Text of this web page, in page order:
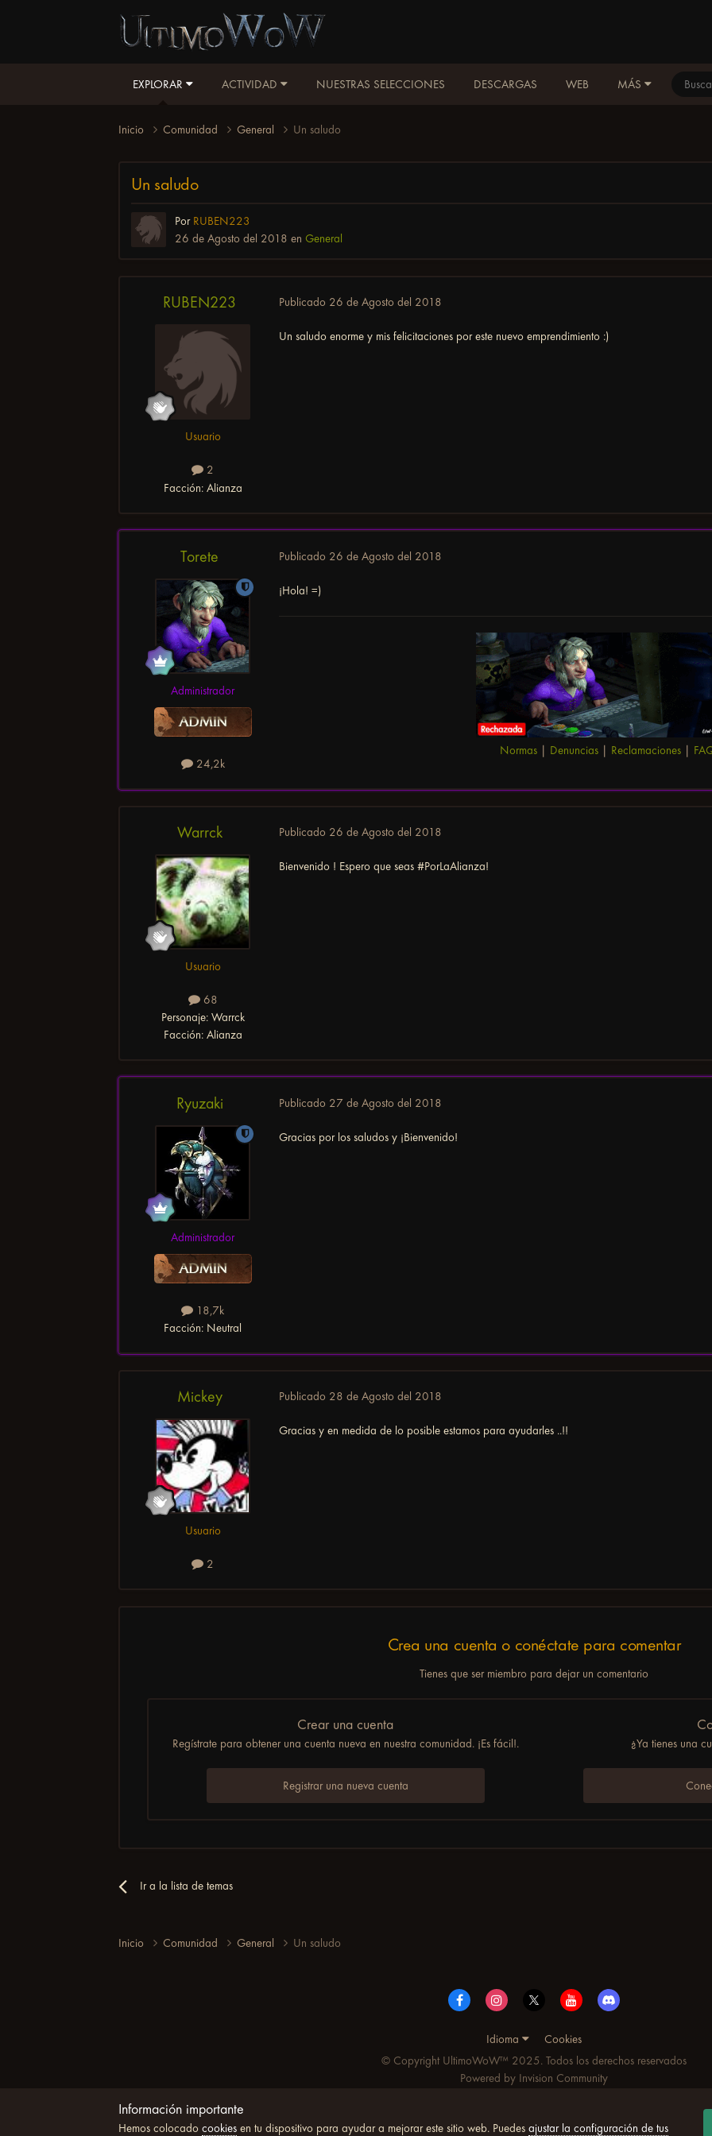
EXPLORAR ACTIVIDAD NUESTRAS SELECCIONES DESCARGAS WEB MÁS
Inicio Comunidad General Un saludo
Un saludo
Por RUBEN223
26 de Agosto del 2018 en General
RUBEN223
Usuario
2
Facción:Alianza
Publicado 26 de Agosto del 2018
Un saludo enorme y mis felicitaciones por este nuevo emprendimiento :)
Torete
Administrador
24,2k
Publicado 26 de Agosto del 2018
¡Hola! =)
Normas| Denuncias| Reclamaciones|
Warrck
Usuario
68
Personaje:Warrck
Facción:Alianza
Publicado 26 de Agosto del 2018
Bienvenido ! Espero que seas #PorLaAlianza!
Ryuzaki
Administrador
18,7k
Facción: Neutral
Publicado 27 de Agosto del 2018
Gracias por los saludos y ¡Bienvenido!
Mickey
Usuario
2
Publicado 28 de Agosto del 2018
Gracias y en medida de lo posible estamos para ayudarles ..!!
Crea una cuenta o conéctate para comentar
Tienes que ser miembro para dejar un comentario
Crear una cuenta
Regístrate para obtener una cuenta nueva en nuestra comunidad. ¡Es fácil!.
Registrar una nueva cuenta
¿Ya tienes una
Ir a la lista de temas
Inicio Comunidad General Un saludo
Idioma
Cookies
© Copyright UltimoWoW™ 2025. Todos los derechos reservados
Powered by Invision Community
Información importante
Hemos colocadocookies en tu dispositivo para ayudar a mejorar este sitio web. Puedesajustar la configuración de tus